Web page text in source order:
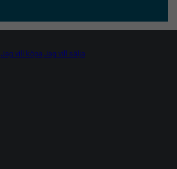
Jag vill köpa Jag vill sälja